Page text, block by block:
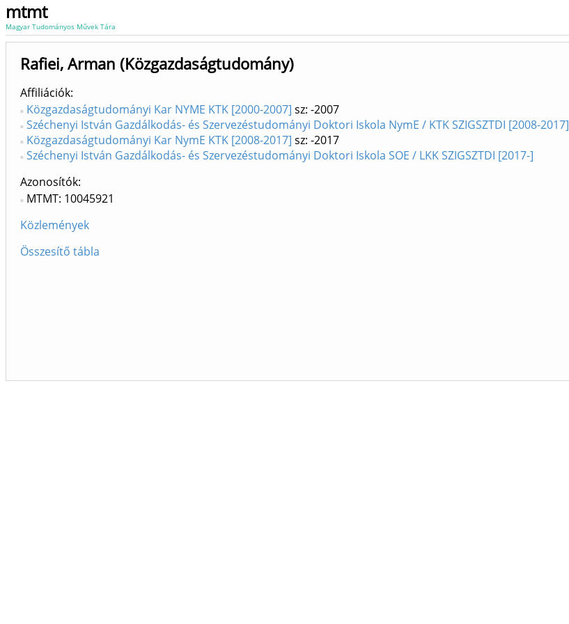
mtmt
Magyar Tudományos Művek Tára
Rafiei, Arman (Közgazdaságtudomány)
Affiliációk
Közgazdaságtudományi Kar NYME KTK [2000-2007] sz: -2007
Széchenyi István Gazdálkodás- és Szervezéstudományi Doktori Iskola NymE / KTK SZIGSZTDI [2008-2017]
Közgazdaságtudományi Kar NymE KTK [2008-2017] sz: -2017
Széchenyi István Gazdálkodás- és Szervezéstudományi Doktori Iskola SOE / LKK SZIGSZTDI [2017-]
Azonosítók
MTMT: 10045921
Közlemények
Összesítő tábla